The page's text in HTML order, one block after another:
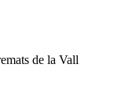
de la Vall